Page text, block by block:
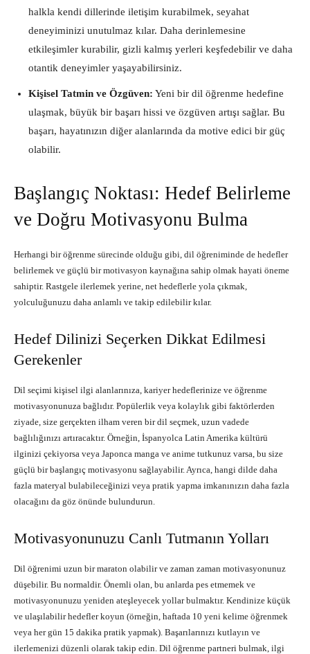
halkla kendi dillerinde iletişim kurabilmek, seyahat
deneyiminizi unutulmaz kılar. Daha derinlemesine
etkileşimler kurabilir, gizli kalmış yerleri keşfedebilir ve daha
otantik deneyimler yaşayabilirsiniz.
Kişisel Tatmin ve Özgüven: Yeni bir dil öğrenme hedefine
ulaşmak, büyük bir başarı hissi ve özgüven artışı sağlar. Bu
başarı, hayatınızın diğer alanlarında da motive edici bir güç
olabilir.
Başlangıç Noktası: Hedef Belirleme
ve Doğru Motivasyonu Bulma
Herhangi bir öğrenme sürecinde olduğu gibi, dil öğreniminde de hedefler
belirlemek ve güçlü bir motivasyon kaynağına sahip olmak hayati öneme
sahiptir. Rastgele ilerlemek yerine, net hedeflerle yola çıkmak,
yolculuğunuzu daha anlamlı ve takip edilebilir kılar.
Hedef Dilinizi Seçerken Dikkat Edilmesi
Gerekenler
Dil seçimi kişisel ilgi alanlarınıza, kariyer hedeflerinize ve öğrenme
motivasyonunuza bağlıdır. Popülerlik veya kolaylık gibi faktörlerden
ziyade, size gerçekten ilham veren bir dil seçmek, uzun vadede
bağlılığınızı artıracaktır. Örneğin, İspanyolca Latin Amerika kültürü
ilginizi çekiyorsa veya Japonca manga ve anime tutkunuz varsa, bu size
güçlü bir başlangıç motivasyonu sağlayabilir. Ayrıca, hangi dilde daha
fazla materyal bulabileceğinizi veya pratik yapma imkanınızın daha fazla
olacağını da göz önünde bulundurun.
Motivasyonunuzu Canlı Tutmanın Yolları
Dil öğrenimi uzun bir maraton olabilir ve zaman zaman motivasyonunuz
düşebilir. Bu normaldir. Önemli olan, bu anlarda pes etmemek ve
motivasyonunuzu yeniden ateşleyecek yollar bulmaktır. Kendinize küçük
ve ulaşılabilir hedefler koyun (örneğin, haftada 10 yeni kelime öğrenmek
veya her gün 15 dakika pratik yapmak). Başarılarınızı kutlayın ve
ilerlemenizi düzenli olarak takip edin. Dil öğrenme partneri bulmak, ilgi